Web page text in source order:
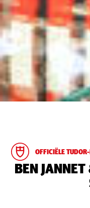
OFFICIËLE
‭BEN